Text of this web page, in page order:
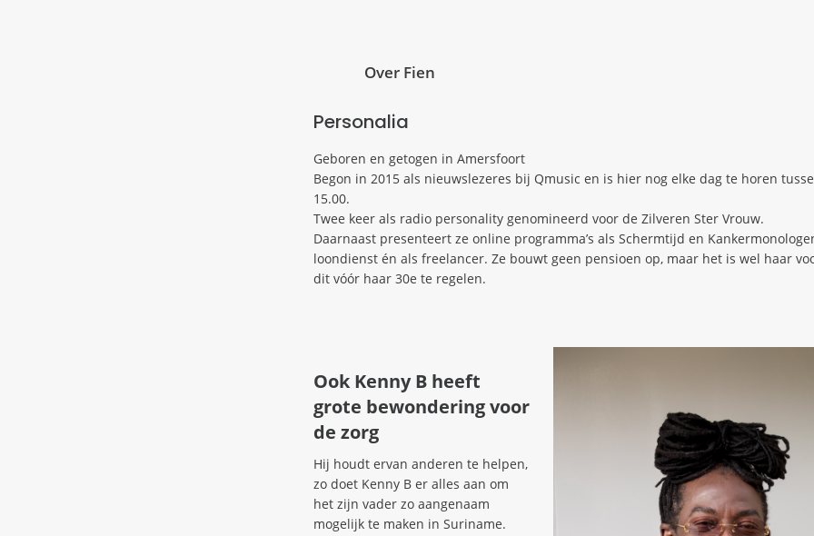
Over Fien
Personalia
Geboren en getogen in Amersfoort
Begon in 2015 als nieuwslezeres bij Qmusic en is hier nog elke dag te horen
15.00.
Twee keer als radio personality genomineerd voor de Zilveren Ster Vrouw.
Daarnaast presenteert ze online programma’s als Schermtijd en
loondienst én als freelancer. Ze bouwt geen pensioen op, maar het is wel haar
dit vóór haar 30e te regelen.
Ook Kenny B heeft
grote bewondering voor
de zorg
Hij houdt ervan anderen te helpen,
zo doet Kenny B er alles aan om
het zijn vader zo aangenaam
mogelijk te maken in Suriname.